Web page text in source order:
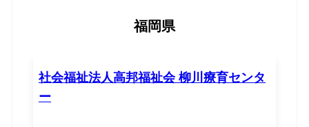
福岡県
社会福祉法人高邦福祉会 柳川療育センタ
ー